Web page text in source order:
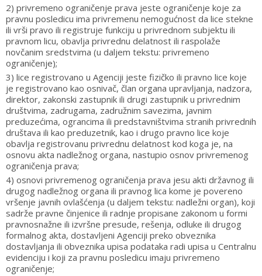
2) privremeno ograničenje prava jeste ograničenje koje za
pravnu posledicu ima privremenu nemogućnost da lice stekne
ili vrši pravo ili registruje funkciju u privrednom subjektu ili
pravnom licu, obavlja privrednu delatnost ili raspolaže
novčanim sredstvima (u daljem tekstu: privremeno
ograničenje);
3) lice registrovano u Agenciji jeste fizičko ili pravno lice koje
je registrovano kao osnivač, član organa upravljanja, nadzora,
direktor, zakonski zastupnik ili drugi zastupnik u privrednim
društvima, zadrugama, zadružnim savezima, javnim
preduzećima, ograncima ili predstavništvima stranih privrednih
društava ili kao preduzetnik, kao i drugo pravno lice koje
obavlja registrovanu privrednu delatnost kod koga je, na
osnovu akta nadležnog organa, nastupio osnov privremenog
ograničenja prava;
4) osnovi privremenog ograničenja prava jesu akti državnog ili
drugog nadležnog organa ili pravnog lica kome je povereno
vršenje javnih ovlašćenja (u daljem tekstu: nadležni organ), koji
sadrže pravne činjenice ili radnje propisane zakonom u formi
pravnosnažne ili izvršne presude, rešenja, odluke ili drugog
formalnog akta, dostavljeni Agenciji preko obveznika
dostavljanja ili obveznika upisa podataka radi upisa u Centralnu
evidenciju i koji za pravnu posledicu imaju privremeno
ograničenje;